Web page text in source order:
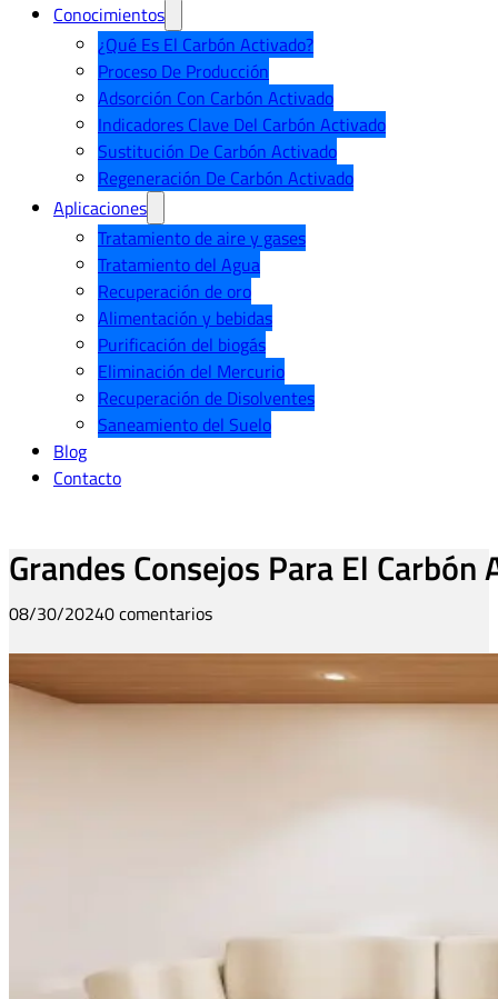
Conocimientos
¿Qué Es El Carbón Activado?
Proceso De Producción
Adsorción Con Carbón Activado
Indicadores Clave Del Carbón Activado
Sustitución De Carbón Activado
Regeneración De Carbón Activado
Aplicaciones
Tratamiento de aire y gases
Tratamiento del Agua
Recuperación de oro
Alimentación y bebidas
Purificación del biogás
Eliminación del Mercurio
Recuperación de Disolventes
Saneamiento del Suelo
Blog
Contacto
Grandes Consejos Para El
08/30/20240 comentarios